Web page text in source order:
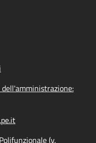
(v.